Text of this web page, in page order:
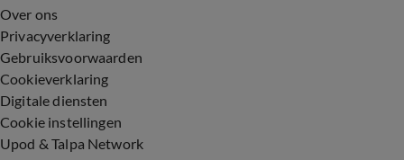
Over ons
Privacyverklaring
Gebruiksvoorwaarden
Cookieverklaring
Digitale diensten
Cookie instellingen
Upod & Talpa Network